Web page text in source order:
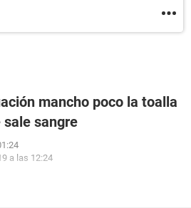
mancho poco la toalla
sale sangre
a las 12:24